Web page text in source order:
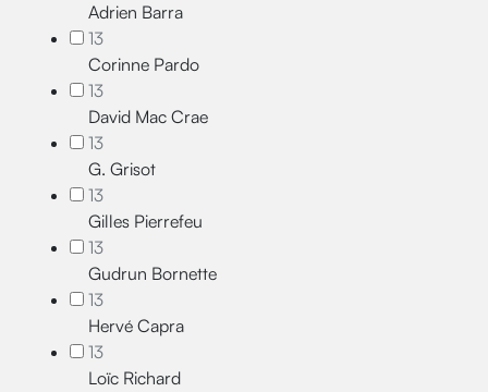
Adrien Barra
13
Corinne Pardo
13
David Mac Crae
13
G. Grisot
13
Gilles Pierrefeu
13
Gudrun Bornette
13
Hervé Capra
13
Loïc Richard